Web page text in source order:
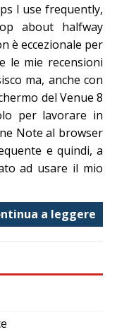
I use frequently,
about halfway
è eccezionale per
le mie recensioni
ma, anche con
del Venue 8
per lavorare in
Note al browser
e quindi, a
ad usare il mio
a leggere